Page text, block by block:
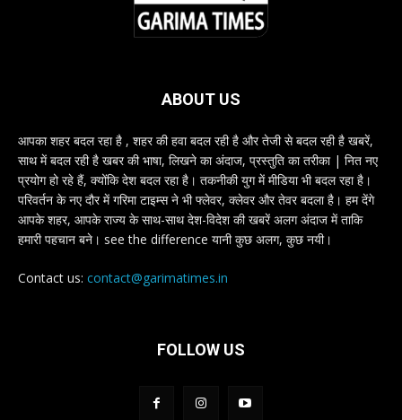
ABOUT US
आपका शहर बदल रहा है , शहर की हवा बदल रही है और तेजी से बदल रही है खबरें,
साथ में बदल रही है खबर की भाषा, लिखने का अंदाज, प्रस्तुति का तरीका | नित नए
प्रयोग हो रहे हैं, क्योंकि देश बदल रहा है। तकनीकी युग में मीडिया भी बदल रहा है।
परिवर्तन के नए दौर में गरिमा टाइम्स ने भी फ्लेवर, क्लेवर और तेवर बदला है। हम देंगे
आपके शहर, आपके राज्य के साथ-साथ देश-विदेश की खबरें अलग अंदाज में ताकि
हमारी पहचान बने। see the difference यानी कुछ अलग, कुछ नयी।
Contact us: contact@garimatimes.in
FOLLOW US